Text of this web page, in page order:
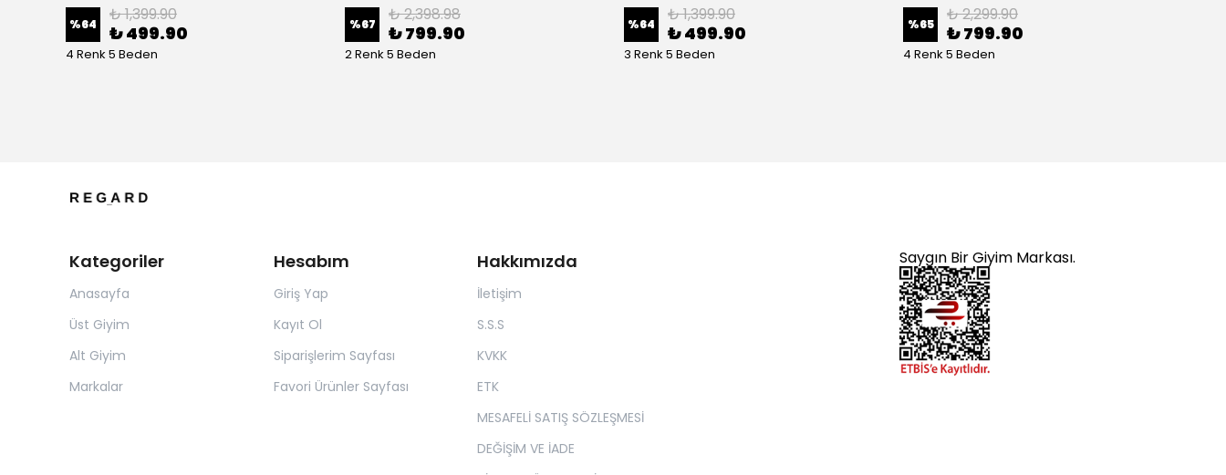
%64 ₺ 1,399.90
₺ 499.90
4 Renk 5 Beden
%67 ₺ 2,398.98
₺ 799.90
2 Renk 5 Beden
%64 ₺ 1,399.90
₺ 499.90
3 Renk 5 Beden
%65 ₺ 2,299.90
₺ 799.90
4 Renk 5 Beden
Kategoriler
Anasayfa
Üst Giyim
Alt Giyim
Markalar
Hesabım
Giriş Yap
Kayıt Ol
Siparişlerim Sayfası
Favori Ürünler Sayfası
Hakkımızda
İletişim
S.S.S
KVKK
ETK
MESAFELİ SATIŞ SÖZLEŞMESİ
DEĞİŞİM VE İADE
Saygın Bir Giyim Markası.